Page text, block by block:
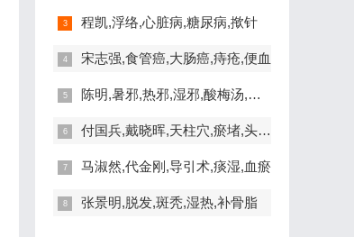
程凯,浮络,心脏病,糖尿病,揿针
宋志强,食管癌,大肠癌,痔疮,便血
陈明,暑邪,热邪,湿邪,酸梅汤,脾胃虚寒
付国兵,戴晓晖,天柱穴,瘀堵,头晕,失眠
马淑然,代金刚,导引术,痰湿,血瘀
张景明,脱发,斑秃,湿热,补骨脂